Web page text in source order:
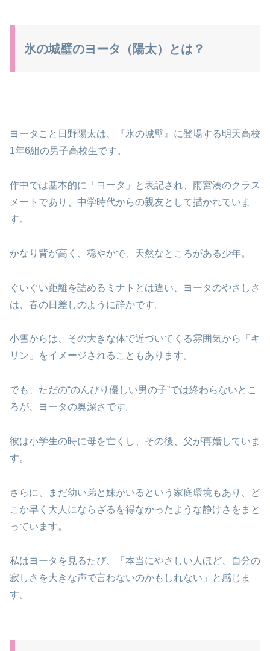
氷の城壁のヨータ（陽太）とは？
ヨータこと日野陽太は、『氷の城壁』に登場する明天高校
1年6組の男子高校生です。
作中では基本的に「ヨータ」と表記され、雨宮湊のクラス
メートであり、中学時代からの親友として描かれていま
す。
かなり背が高く、穏やかで、天然なところがある少年。
ぐいぐい距離を詰めるミナトとは違い、ヨータのやさしさ
は、春の日差しのように静かです。
小雪からは、その大きな体で近づいてくる雰囲気から「キ
リン」をイメージされることもあります。
でも、ただの“のんびり優しい男の子”では終わらないとこ
ろが、ヨータの奥深さです。
彼は小学生の時に母を亡くし、その後、父が再婚していま
す。
さらに、まだ幼い弟と妹がいるという家庭環境もあり、ど
こか早く大人にならざるを得なかったような静けさをまと
っています。
私はヨータを見るたび、「本当にやさしい人ほど、自分の
寂しさを大きな声で言わないのかもしれない」と感じま
す。